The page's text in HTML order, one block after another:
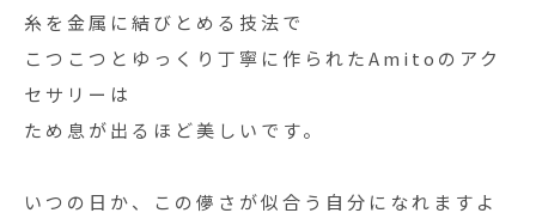
糸を金属に結びとめる技法で
こつこつとゆっくり丁寧に作られたAmitoのアク
セサリーは
ため息が出るほど美しいです。
いつの日か、この儚さが似合う自分になれますよ